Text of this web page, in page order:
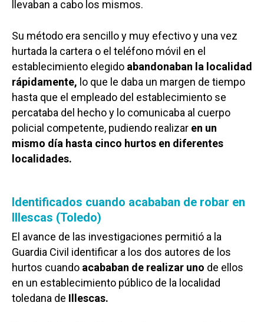
llevaban a cabo los mismos.
Su método era sencillo y muy efectivo y una vez
hurtada la cartera o el teléfono móvil en el
establecimiento elegido abandonaban la localidad
rápidamente, lo que le daba un margen de tiempo
hasta que el empleado del establecimiento se
percataba del hecho y lo comunicaba al cuerpo
policial competente, pudiendo realizar en un
mismo día hasta cinco hurtos en diferentes
localidades.
Identificados cuando acababan de robar en
Illescas (Toledo)
El avance de las investigaciones permitió a la
Guardia Civil identificar a los dos autores de los
hurtos cuando acababan de realizar uno de ellos
en un establecimiento público de la localidad
toledana de Illescas.